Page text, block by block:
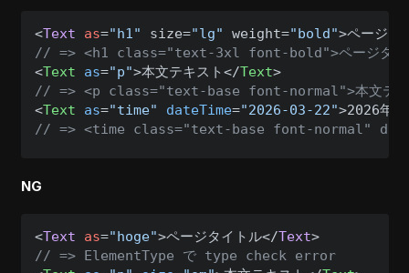
<Text as="h1" size="lg" weight="bold">ページタ
// => <h1 class="text-3xl font-bold">ページタイ
<Text as="p">本文テキスト</Text>
// => <p class="text-base font-normal">本文テキ
<Text as="time" dateTime="2026-03-22">2026年3
// => <time class="text-base font-normal"
NG
<Text as="hoge">ページタイトル</Text >
// => ElementType で type check error